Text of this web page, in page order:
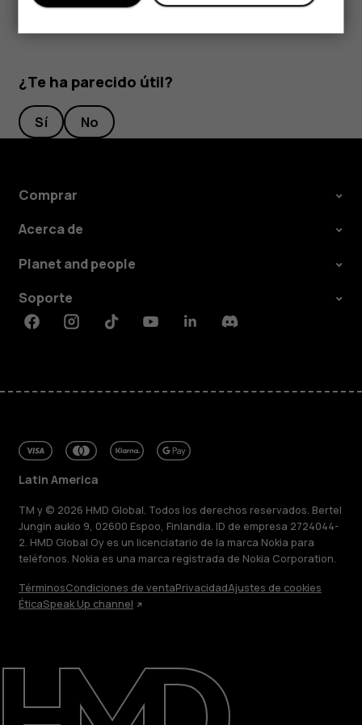
Reparar, reutilizar, reciclar
Sostenibilidad
Soporte
¿Te ha parecido útil?
Sí No
Comprar
Acerca de
Planet and people
Soporte
FacebookInstagramTiktokYoutubeLinkedinDiscord
Latin America
TM y © 2026 HMD Global. Todos los derechos reservados. Bertel
Jungin aukio 9, 02600 Espoo, Finlandia. ID de empresa 2724044-
2. HMD Global Oy es un licenciatario de la marca Nokia para
teléfonos. Nokia es una marca registrada de Nokia Corporation.
TérminosCondiciones de ventaPrivacidadAjustes de cookies
ÉticaSpeak Up channel